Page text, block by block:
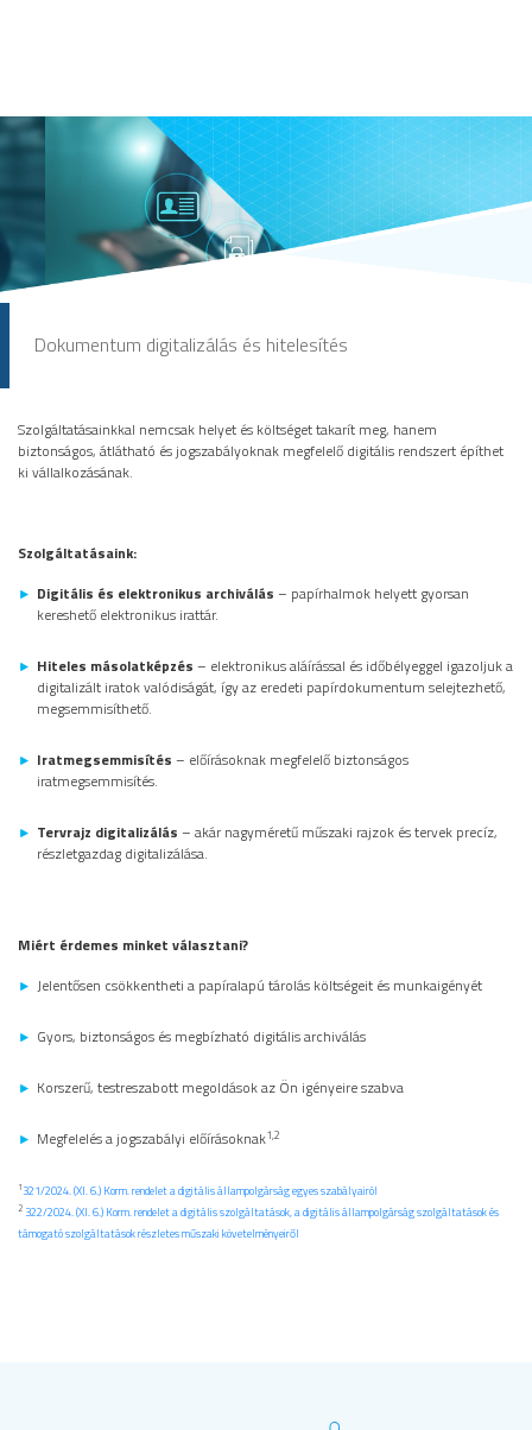
Dokumentum digitalizálás és hitelesítés
Szolgáltatásainkkal nemcsak helyet és költséget takarít meg, hanem
biztonságos, átlátható és jogszabályoknak megfelelő digitális rendszert építhet
ki vállalkozásának.
Szolgáltatásaink:
Digitális és elektronikus archiválás – papírhalmok helyett gyorsan
kereshető elektronikus irattár.
Hiteles másolatképzés – elektronikus aláírással és időbélyeggel igazoljuk a
digitalizált iratok valódiságát, így az eredeti papírdokumentum selejtezhető,
megsemmisíthető.
Iratmegsemmisítés – előírásoknak megfelelő biztonságos
iratmegsemmisítés.
Tervrajz digitalizálás – akár nagyméretű műszaki rajzok és tervek precíz,
részletgazdag digitalizálása.
Miért érdemes minket választani?
Jelentősen csökkentheti a papíralapú tárolás költségeit és munkaigényét
Gyors, biztonságos és megbízható digitális archiválás
Korszerű, testreszabott megoldások az Ön igényeire szabva
Megfelelés a jogszabályi előírásoknak1,2
1321/2024. (XI. 6.) Korm. rendelet a digitális állampolgárság egyes szabályairól
2 322/2024. (XI. 6.) Korm. rendelet a digitális szolgáltatások, a digitális állampolgárság szolgáltatások és
támogató szolgáltatások részletes műszaki követelményeiről